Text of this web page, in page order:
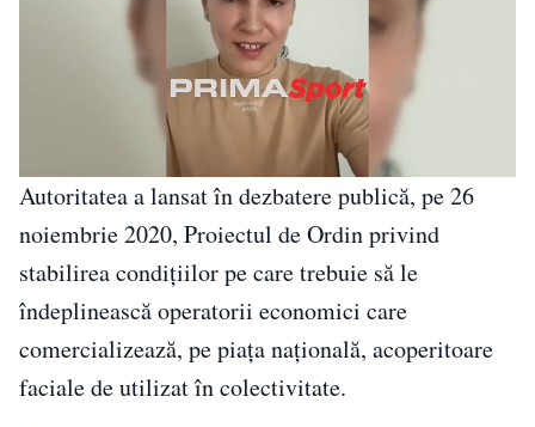
Autoritatea a lansat în dezbatere publică, pe 26
noiembrie 2020, Proiectul de Ordin privind
stabilirea condiţiilor pe care trebuie să le
îndeplinească operatorii economici care
comercializează, pe piaţa naţională, acoperitoare
faciale de utilizat în colectivitate.